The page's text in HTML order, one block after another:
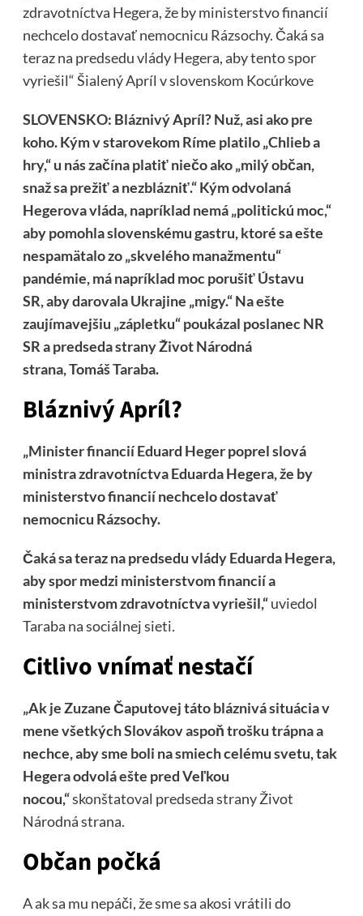
zdravotníctva Hegera, že by ministerstvo financií
nechcelo dostavať nemocnicu Rázsochy. Čaká sa
teraz na predsedu vlády Hegera, aby tento spor
vyriešil“ Šialený Apríl v slovenskom Kocúrkove
SLOVENSKO: Bláznivý Apríl? Nuž, asi ako pre
koho. Kým v starovekom Ríme platilo „Chlieb a
hry,“ u nás začína platiť niečo ako „milý občan,
snaž sa prežiť a nezblázniť.“ Kým odvolaná
Hegerova vláda, napríklad nemá „politickú moc,“
aby pomohla slovenskému gastru, ktoré sa ešte
nespamätalo zo „skvelého manažmentu“
pandémie, má napríklad moc porušiť Ústavu
SR, aby darovala Ukrajine „migy.“ Na ešte
zaujímavejšiu „zápletku“ poukázal poslanec NR
SR a predseda strany Život Národná
strana, Tomáš Taraba.
Bláznivý Apríl?
„Minister financií Eduard Heger poprel slová
ministra zdravotníctva Eduarda Hegera, že by
ministerstvo financií nechcelo dostavať
nemocnicu Rázsochy.
Čaká sa teraz na predsedu vlády Eduarda Hegera,
aby spor medzi ministerstvom financií a
ministerstvom zdravotníctva vyriešil,“uviedol
Taraba na sociálnej sieti.
Citlivo vnímať nestačí
„Ak je Zuzane Čaputovej táto bláznivá situácia v
mene všetkých Slovákov aspoň trošku trápna a
nechce, aby sme boli na smiech celému svetu, tak
Hegera odvolá ešte pred Veľkou
nocou,“skonštatoval predseda strany Život
Národná strana.
Občan počká
A ak sa mu nepáči, že sme sa akosi vrátili do